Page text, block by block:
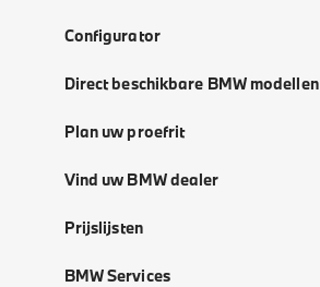
Configurator
Direct beschikbare BMW modellen
Plan uw proefrit
Vind uw BMW dealer
Prijslijsten
BMW Services